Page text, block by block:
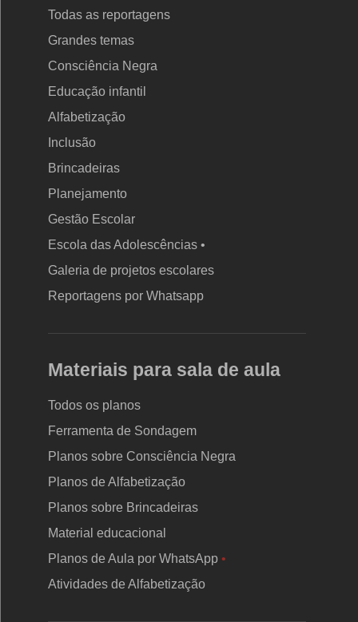
Todas as reportagens
Grandes temas
Consciência Negra
Educação infantil
Alfabetização
Inclusão
Brincadeiras
Planejamento
Gestão Escolar
Escola das Adolescências •
Galeria de projetos escolares
Reportagens por Whatsapp
Materiais para sala de aula
Todos os planos
Ferramenta de Sondagem
Planos sobre Consciência Negra
Planos de Alfabetização
Planos sobre Brincadeiras
Material educacional
Planos de Aula por WhatsApp•
Atividades de Alfabetização